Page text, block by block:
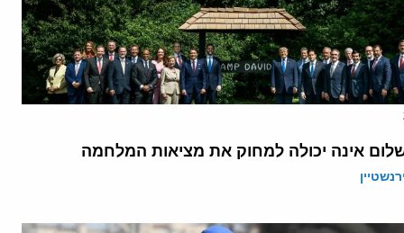
אינה יכולה למחוק את מציאות המלחמה